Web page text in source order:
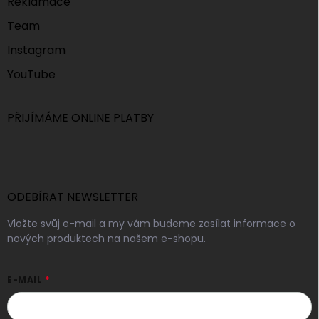
Team
Instagram
YouTube
PŘIJÍMÁME ONLINE PLATBY
ODEBÍRAT NEWSLETTER
Vložte svůj e-mail a my vám budeme zasílat informace o
nových produktech na našem e-shopu.
E-MAIL